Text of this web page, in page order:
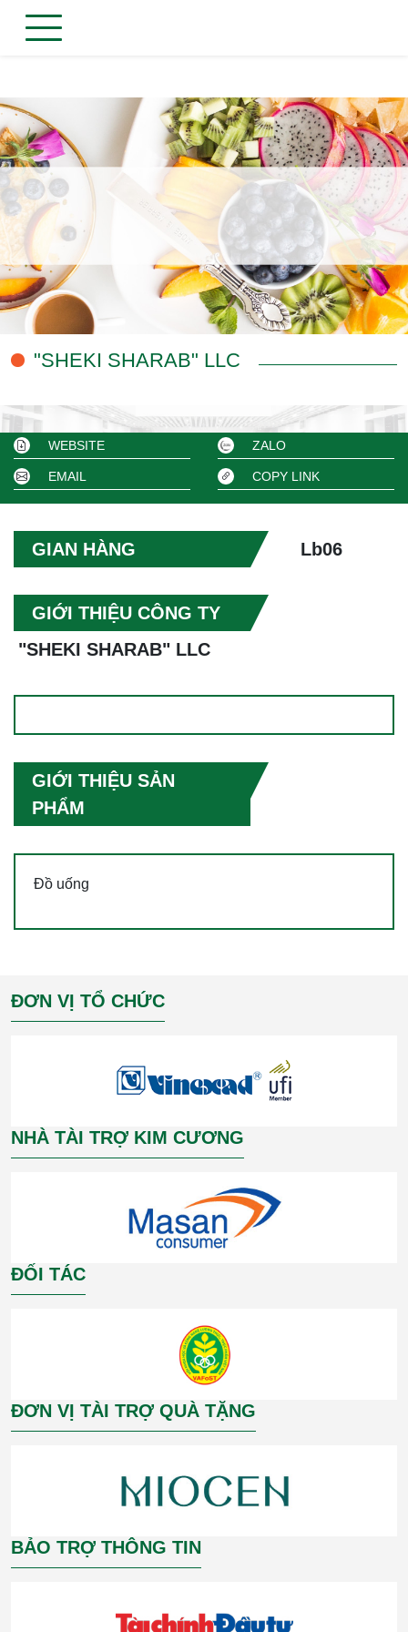
"SHEKI SHARAB" LLC
WEBSITE ZALO
EMAIL COPY LINK
GIAN HÀNG Lb06
GIỚI THIỆU CÔNG TY
"SHEKI SHARAB" LLC
GIỚI THIỆU SẢN
PHẨM
Đồ uống
ĐƠN VỊ TỔ CHỨC
NHÀ TÀI TRỢ KIM CƯƠNG
ĐỐI TÁC
ĐƠN VỊ TÀI TRỢ QUÀ TẶNG
BẢO TRỢ THÔNG TIN